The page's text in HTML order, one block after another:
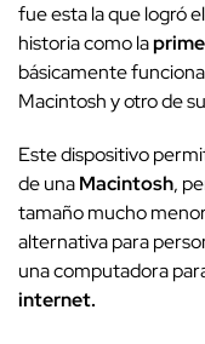
fue esta la que logró
historia como la
básicamente
Macintosh y otro de
Este dispositivo
de unaMacintosh,
tamaño mucho
alternativa para
una computadora
internet.